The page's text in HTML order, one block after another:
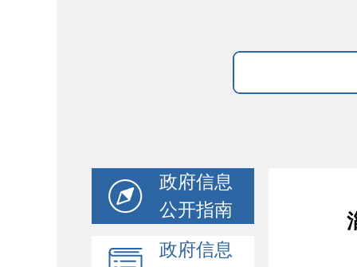
政府信息
公开指南
政府信息